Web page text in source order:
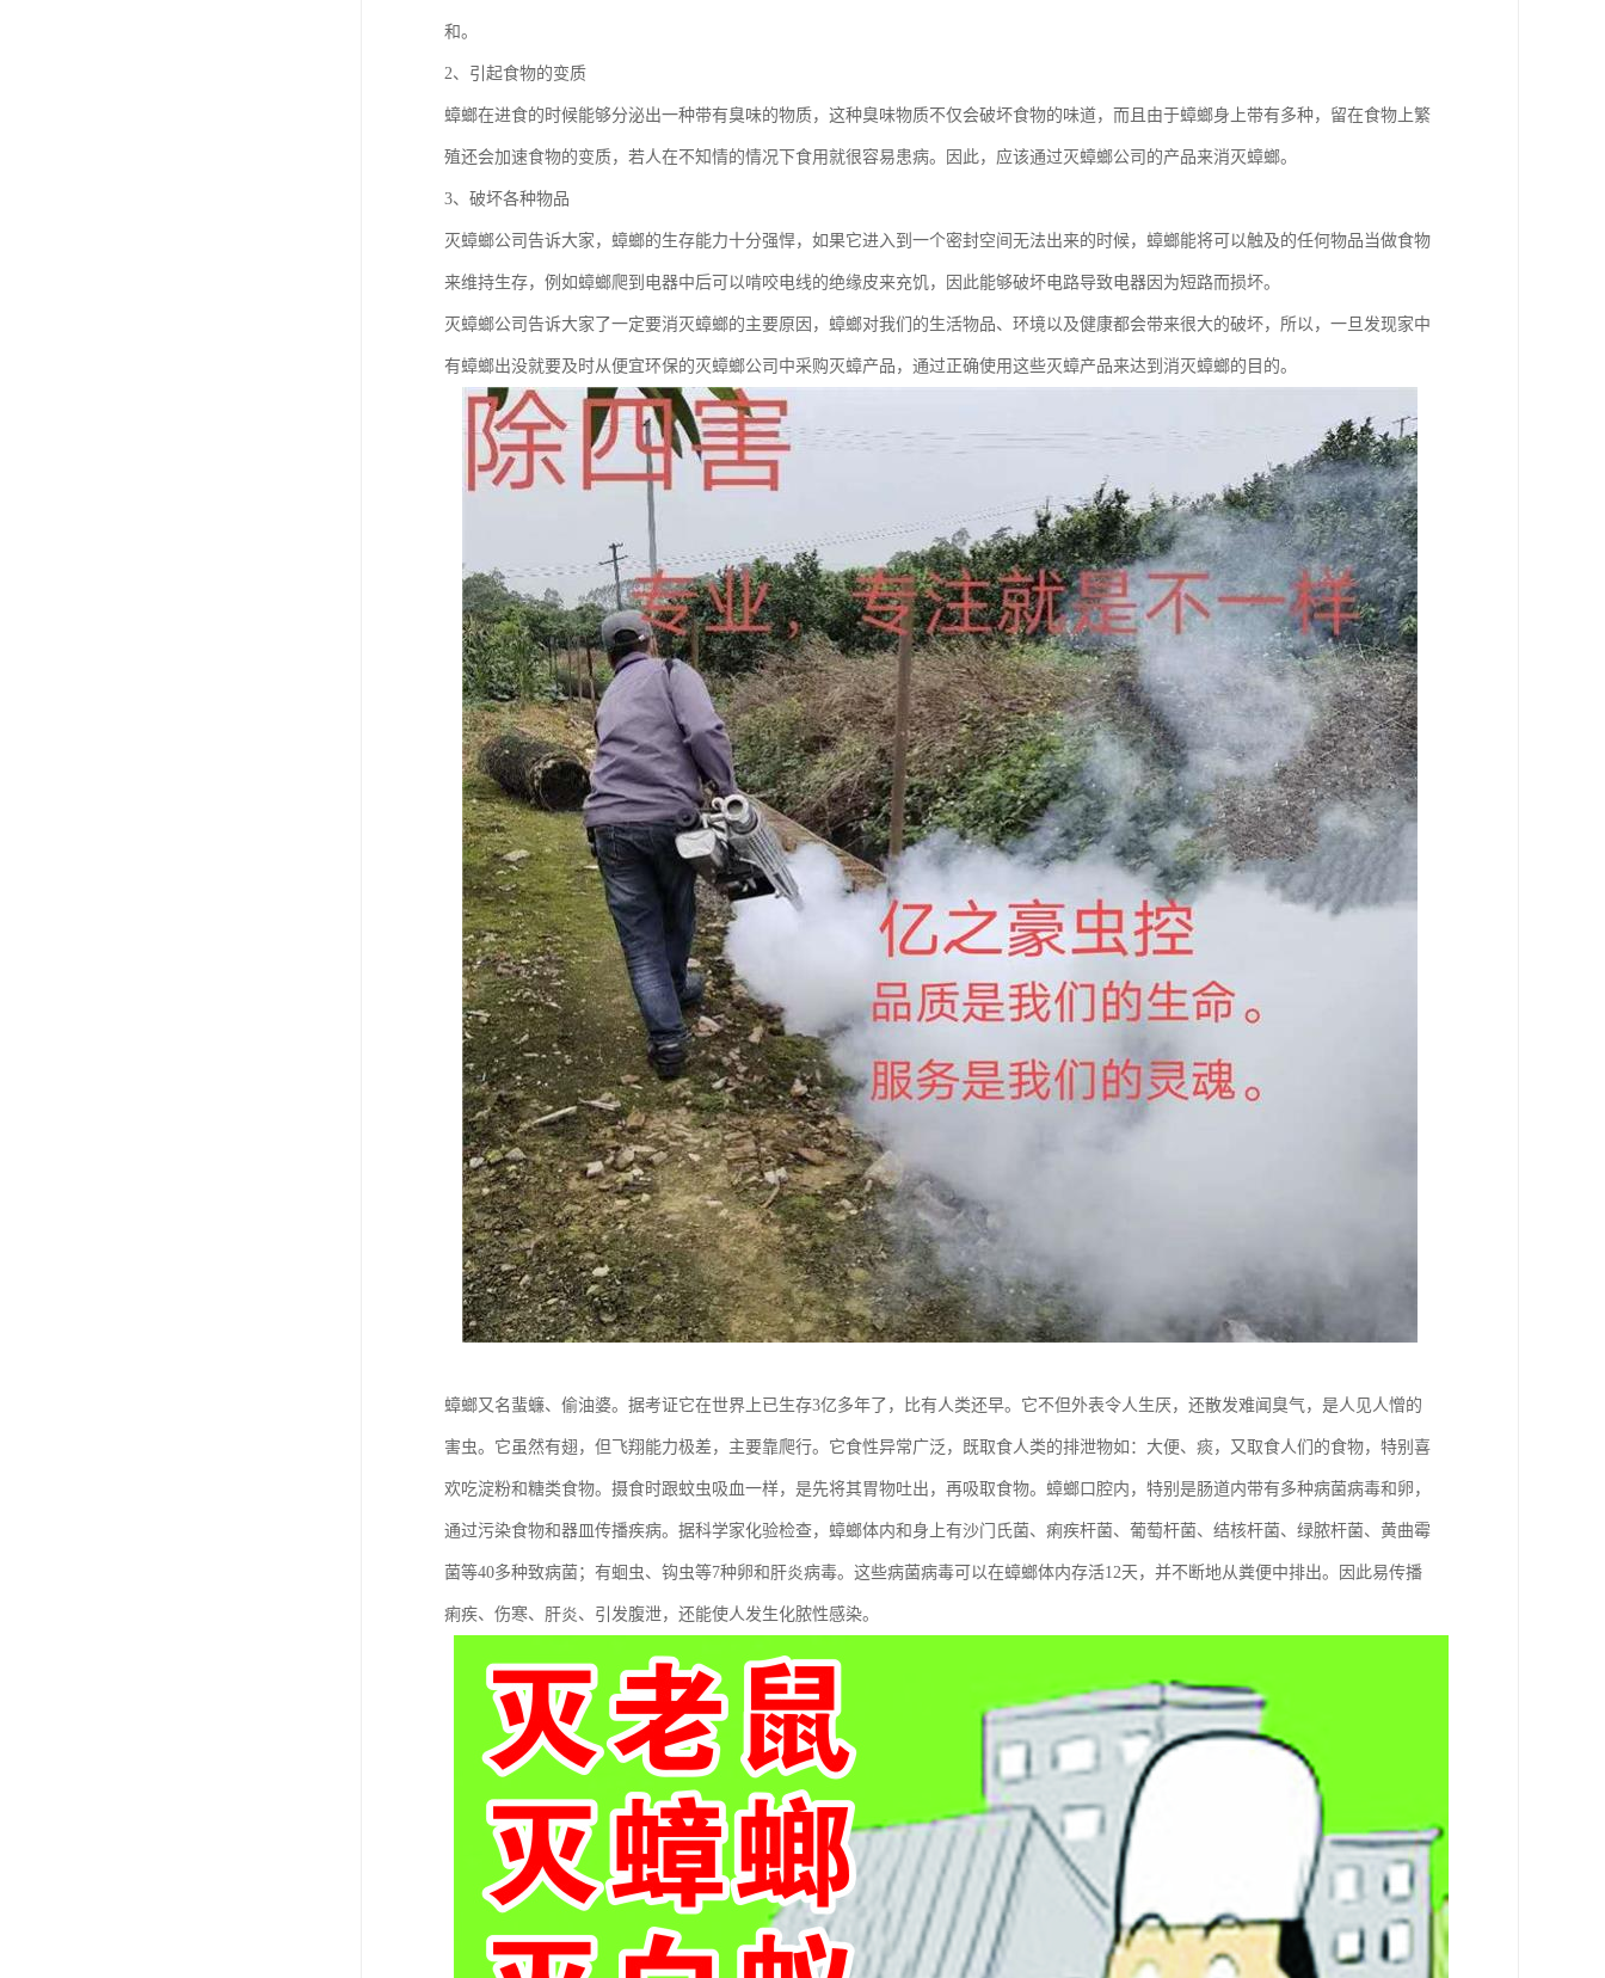
和。
2、引起食物的变质
蟑螂在进食的时候能够分泌出一种带有臭味的物质，这种臭味物质不仅会破坏食物的味道，而且由于蟑螂身上带有多种，留在食物上繁
殖还会加速食物的变质，若人在不知情的情况下食用就很容易患病。因此，应该通过灭蟑螂公司的产品来消灭蟑螂。
3、破坏各种物品
灭蟑螂公司告诉大家，蟑螂的生存能力十分强悍，如果它进入到一个密封空间无法出来的时候，蟑螂能将可以触及的任何物品当做食物
来维持生存，例如蟑螂爬到电器中后可以啃咬电线的绝缘皮来充饥，因此能够破坏电路导致电器因为短路而损坏。
灭蟑螂公司告诉大家了一定要消灭蟑螂的主要原因，蟑螂对我们的生活物品、环境以及健康都会带来很大的破坏，所以，一旦发现家中
有蟑螂出没就要及时从便宜环保的灭蟑螂公司中采购灭蟑产品，通过正确使用这些灭蟑产品来达到消灭蟑螂的目的。
蟑螂又名蜚蠊、偷油婆。据考证它在世界上已生存3亿多年了，比有人类还早。它不但外表令人生厌，还散发难闻臭气，是人见人憎的
害虫。它虽然有翅，但飞翔能力极差，主要靠爬行。它食性异常广泛，既取食人类的排泄物如：大便、痰，又取食人们的食物，特别喜
欢吃淀粉和糖类食物。摄食时跟蚊虫吸血一样，是先将其胃物吐出，再吸取食物。蟑螂口腔内，特别是肠道内带有多种病菌病毒和卵，
通过污染食物和器皿传播疾病。据科学家化验检查，蟑螂体内和身上有沙门氏菌、痢疾杆菌、葡萄杆菌、结核杆菌、绿脓杆菌、黄曲霉
菌等40多种致病菌；有蛔虫、钩虫等7种卵和肝炎病毒。这些病菌病毒可以在蟑螂体内存活12天，并不断地从粪便中排出。因此易传播
痢疾、伤寒、肝炎、引发腹泄，还能使人发生化脓性感染。